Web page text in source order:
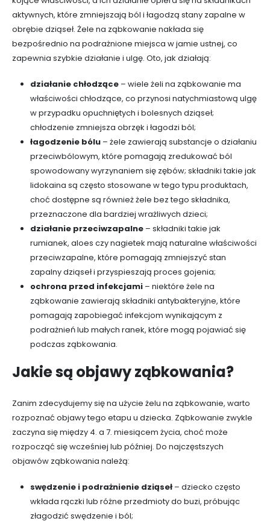
aktywnych, które zmniejszają ból i łagodzą stany zapalne w
obrębie dziąseł. Żele na ząbkowanie nakłada się
bezpośrednio na podrażnione miejsca w jamie ustnej, co
zapewnia szybkie działanie i ulgę. Oto, jak działają:
działanie chłodzące– wiele żeli na ząbkowanie ma
właściwości chłodzące, co przynosi natychmiastową ulgę
w przypadku opuchniętych i bolesnych dziąseł;
chłodzenie zmniejsza obrzęk i łagodzi ból;
łagodzenie bólu– żele zawierają substancje o działaniu
przeciwbólowym, które pomagają zredukować ból
spowodowany wyrzynaniem się zębów; składniki takie jak
lidokaina są często stosowane w tego typu produktach,
choć dostępne są również żele bez tego składnika,
przeznaczone dla bardziej wrażliwych dzieci;
działanie przeciwzapalne– składniki takie jak
rumianek, aloes czy nagietek mają naturalne właściwości
przeciwzapalne, które pomagają zmniejszyć stan
zapalny dziąseł i przyspieszają proces gojenia;
ochrona przed infekcjami– niektóre żele na
ząbkowanie zawierają składniki antybakteryjne, które
pomagają zapobiegać infekcjom wynikającym z
podrażnień lub małych ranek, które mogą pojawiać się
podczas ząbkowania.
Jakie są objawy ząbkowania?
Zanim zdecydujemy się na użycie żelu na ząbkowanie, warto
rozpoznać objawy tego etapu u dziecka. Ząbkowanie zwykle
zaczyna się między 4. a 7. miesiącem życia, choć może
rozpocząć się wcześniej lub później. Do najczęstszych
objawów ząbkowania należą:
swędzenie i podrażnienie dziąseł– dziecko często
wkłada rączki lub różne przedmioty do buzi, próbując
złagodzić swędzenie i ból;